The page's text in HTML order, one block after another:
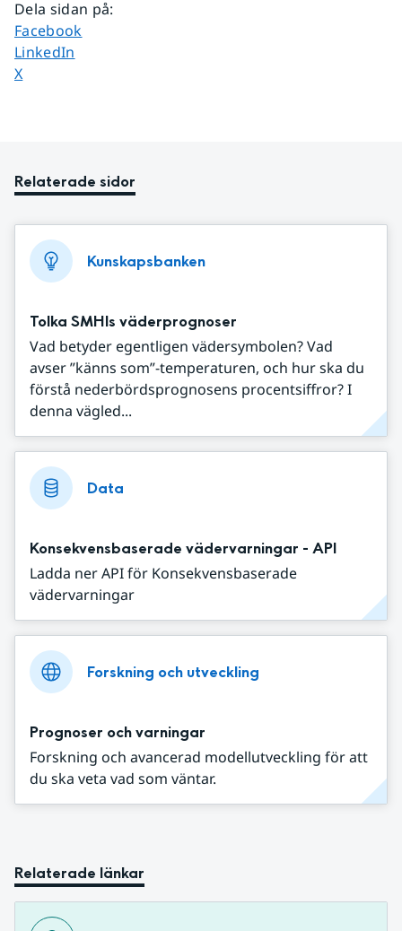
Dela sidan på:
Dela sidan på
Facebook
Dela sidan på
LinkedIn
Dela sidan på
X
Relaterade sidor
Kunskapsbanken
Tolka SMHIs väderprognoser
Vad betyder egentligen vädersymbolen? Vad
avser ”känns som”-temperaturen, och hur ska du
förstå nederbördsprognosens procentsiffror? I
denna vägled...
Data
Konsekvensbaserade vädervarningar - API
Ladda ner API för Konsekvensbaserade
vädervarningar
Forskning och utveckling
Prognoser och varningar
Forskning och avancerad modellutveckling för att
du ska veta vad som väntar.
Relaterade länkar